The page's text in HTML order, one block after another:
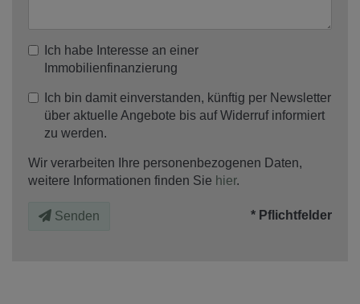
Ich habe Interesse an einer
Immobilienfinanzierung
Ich bin damit einverstanden, künftig per Newsletter
über aktuelle Angebote bis auf Widerruf informiert
zu werden.
Wir verarbeiten Ihre personenbezogenen Daten,
weitere Informationen finden Sie hier.
Senden * Pflichtfelder